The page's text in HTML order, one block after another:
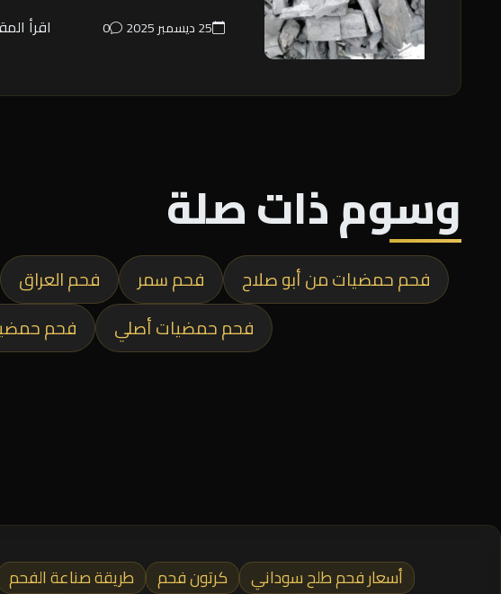
25 ديسمبر 2025 0 اقرأ
وسوم ذات صلة
فحم حمضيات من أبو صلاح فحم سمر فحم العراق
فحم حمضيات أصلي
فحم
أسعار فحم طلح سوداني كرتون فحم طريقة صناعة الفحم